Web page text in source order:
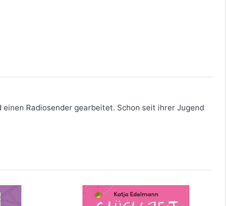
Radiosender gearbeitet. Schon seit ihrer Jugend
Glückszeit für Familien – Pfalz